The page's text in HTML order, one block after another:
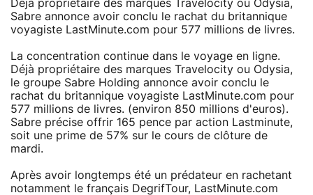
Déjà propriétaire des marques Travelocity ou Odysia,
Sabre annonce avoir conclu le rachat du britannique
voyagiste LastMinute.com pour 577 millions de livres.
La concentration continue dans le voyage en ligne.
Déjà propriétaire des marques Travelocity ou Odysia,
le groupe Sabre Holding annonce avoir conclu le
rachat du britannique voyagiste LastMinute.com pour
577 millions de livres. (environ 850 millions d'euros).
Sabre précise offrir 165 pence par action Lastminute,
soit une prime de 57% sur le cours de clôture de
mardi.
Après avoir longtemps été un prédateur en rachetant
notamment le français DegrifTour, LastMinute.com